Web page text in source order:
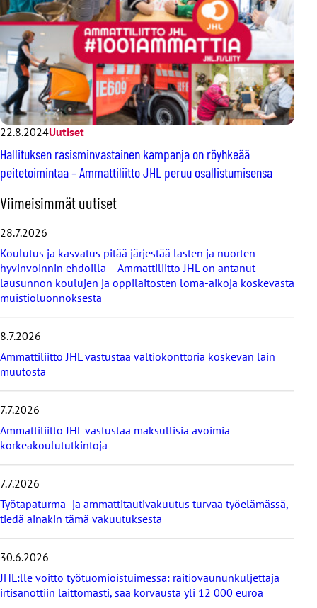
22.8.2024Uutiset
Hallituksen rasisminvastainen kampanja on röyhkeää
peitetoimintaa – Ammattiliitto JHL peruu osallistumisensa
O
h
i
t
a
v
i
i
i
s
i
ä
t
u
u
t
i
e
t
Viimeisimmät uutiset
28.7.2026
Koulutus ja kasvatus pitää järjestää lasten ja nuorten
hyvinvoinnin ehdoilla – Ammattiliitto JHL on antanut
lausunnon koulujen ja oppilaitosten loma-aikoja koskevasta
muistioluonnoksesta
8.7.2026
Ammattiliitto JHL vastustaa valtiokonttoria koskevan lain
muutosta
7.7.2026
Ammattiliitto JHL vastustaa maksullisia avoimia
korkeakoulututkintoja
7.7.2026
Työtapaturma- ja ammattitautivakuutus turvaa työelämässä,
tiedä ainakin tämä vakuutuksesta
30.6.2026
JHL:lle voitto työtuomioistuimessa: raitiovaununkuljettaja
irtisanottiin laittomasti, saa korvausta yli 12 000 euroa